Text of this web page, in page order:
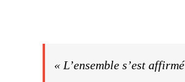
« L’ensemble s’est affirmé